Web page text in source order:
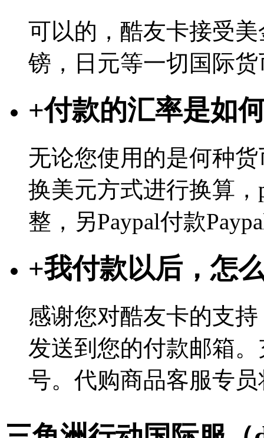
可以的，酷友卡接受
镑，日元等一切国际
+付款的汇率是如
无论您使用的是何种
换美元方式进行换算
整，另Paypal付款
+我付款以后，怎
感谢您对酷友卡的支
发送到您的付款邮箱
号。代购商品客服专